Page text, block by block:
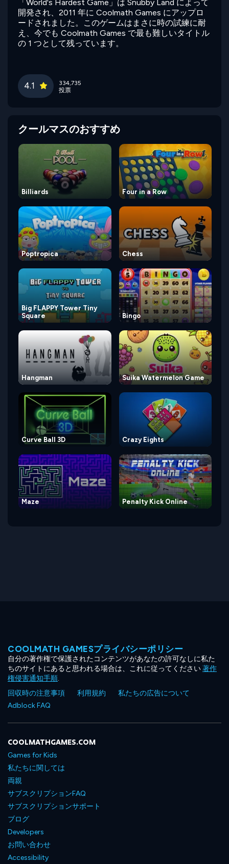
「World's Hardest Game」は Snubby Land によって
開発され、2011 年に Coolmath Games にアップロ
ードされました。このゲームはまさに時の試練に耐
え、今でも Coolmath Games で最も難しいタイトル
の 1 つとして残っています。
4.1
334,735
投票
クールマスのおすすめ
Billiards Four in a Row
Poptropica Chess
Big FLAPPY Tower Tiny
Square
Bingo
Hangman Suika Watermelon Game
Curve Ball 3D Crazy Eights
Maze Penalty Kick Online
COOLMATH GAMESプライバシーポリシー
自分の著作権で保護されたコンテンツがあなたの許可なしに私た
ちのサイトにあると思われる場合は、これに従ってください著作
権侵害通知手順.
回収時の注意事項
利用規約
私たちの広告について
Adblock FAQ
COOLMATHGAMES.COM
Games for Kids
私たちに関しては
両親
サブスクリプションFAQ
サブスクリプションサポート
ブログ
Developers
お問い合わせ
Accessibility